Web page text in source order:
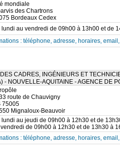
mondiale
des Chartrons
Bordeaux Cedex
lundi au vendredi de 09h00 à 13h00 et de
: téléphone, adresse, horaires,
CADRES, INGÉNIEURS ET
- NOUVELLE-AQUITAINE - AGENCE DE
route de Chauvigny
75005
Mignaloux-Beauvoir
lundi au jeudi de 09h00 à 12h30 et de
vendredi de 09h00 à 12h30 et de 13h30 à
: téléphone, adresse, horaires,